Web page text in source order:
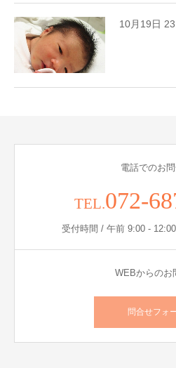
10月19日
電話でのお
TEL.072-
受付時間 / 午前 9:00 -
WEBからのお
問合せフォ